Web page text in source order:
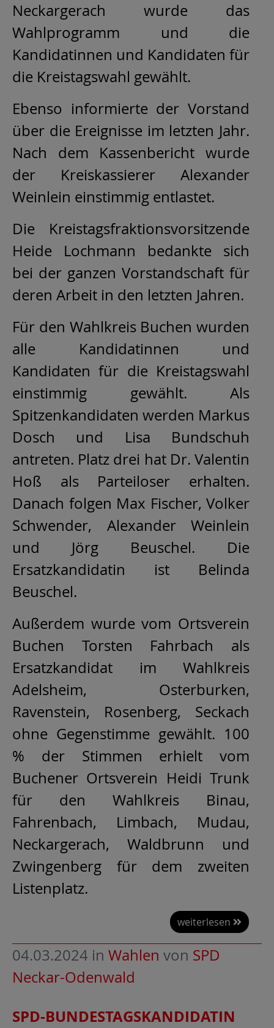
Neckargerach wurde das
Wahlprogramm und die
Kandidatinnen und Kandidaten für
die Kreistagswahl gewählt.
Ebenso informierte der Vorstand
über die Ereignisse im letzten Jahr.
Nach dem Kassenbericht wurde
der Kreiskassierer Alexander
Weinlein einstimmig entlastet.
Die Kreistagsfraktionsvorsitzende
Heide Lochmann bedankte sich
bei der ganzen Vorstandschaft für
deren Arbeit in den letzten Jahren.
Für den Wahlkreis Buchen wurden
alle Kandidatinnen und
Kandidaten für die Kreistagswahl
einstimmig gewählt. Als
Spitzenkandidaten werden Markus
Dosch und Lisa Bundschuh
antreten. Platz drei hat Dr. Valentin
Hoß als Parteiloser erhalten.
Danach folgen Max Fischer, Volker
Schwender, Alexander Weinlein
und Jörg Beuschel. Die
Ersatzkandidatin ist Belinda
Beuschel.
Außerdem wurde vom Ortsverein
Buchen Torsten Fahrbach als
Ersatzkandidat im Wahlkreis
Adelsheim, Osterburken,
Ravenstein, Rosenberg, Seckach
ohne Gegenstimme gewählt. 100
% der Stimmen erhielt vom
Buchener Ortsverein Heidi Trunk
für den Wahlkreis Binau,
Fahrenbach, Limbach, Mudau,
Neckargerach, Waldbrunn und
Zwingenberg für dem zweiten
Listenplatz.
weiterlesen
04.03.2024 in Wahlen von SPD
Neckar-Odenwald
SPD-BUNDESTAGSKANDIDATIN